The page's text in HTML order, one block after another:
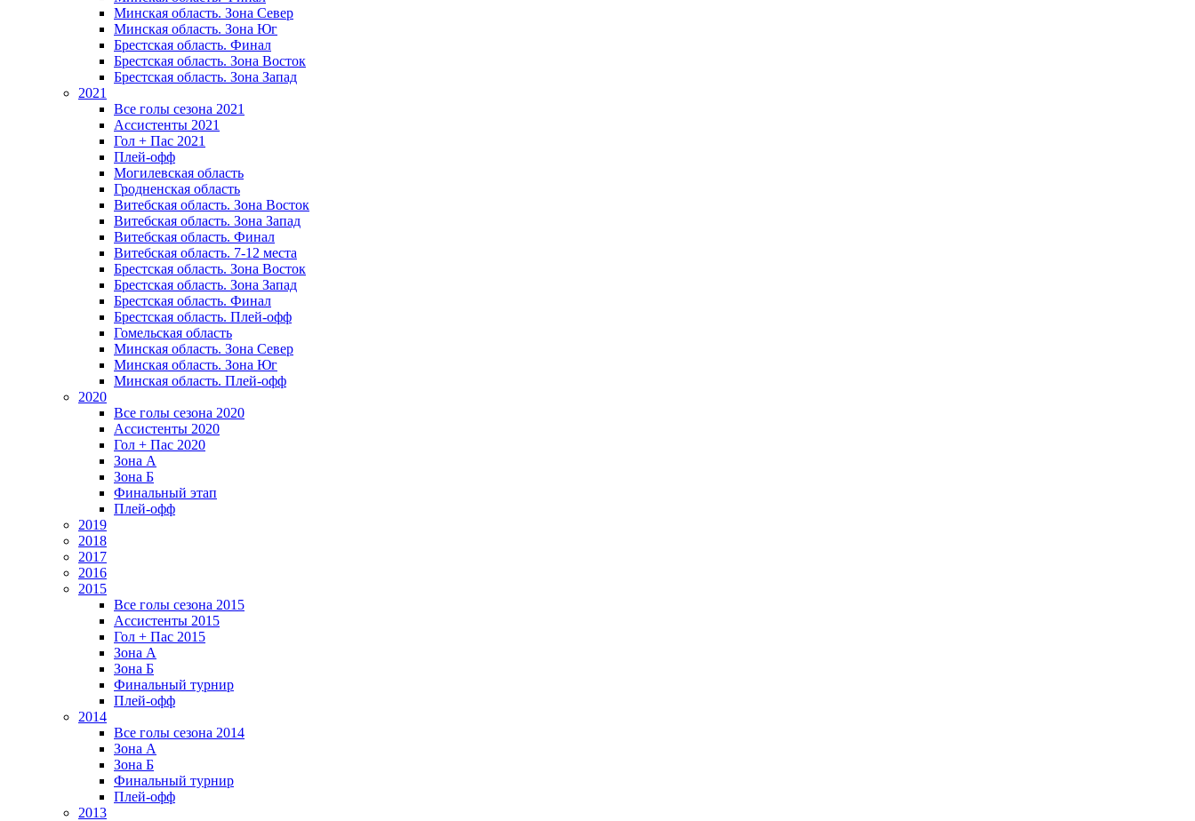
Минская область. Зона Север
Минская область. Зона Юг
Брестская область. Финал
Брестская область. Зона Восток
Брестская область. Зона Запад
2021
Все голы сезона 2021
Ассистенты 2021
Гол + Пас 2021
Плей-офф
Могилевская область
Гродненская область
Витебская область. Зона Восток
Витебская область. Зона Запад
Витебская область. Финал
Витебская область. 7-12 места
Брестская область. Зона Восток
Брестская область. Зона Запад
Брестская область. Финал
Брестская область. Плей-офф
Гомельская область
Минская область. Зона Север
Минская область. Зона Юг
Минская область. Плей-офф
2020
Все голы сезона 2020
Ассистенты 2020
Гол + Пас 2020
Зона А
Зона Б
Финальный этап
Плей-офф
2019
2018
2017
2016
2015
Все голы сезона 2015
Ассистенты 2015
Гол + Пас 2015
Зона А
Зона Б
Финальный турнир
Плей-офф
2014
Все голы сезона 2014
Зона А
Зона Б
Финальный турнир
Плей-офф
2013